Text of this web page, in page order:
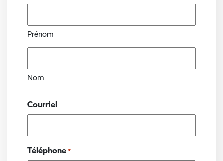
Prénom
Nom
Courriel
Téléphone*